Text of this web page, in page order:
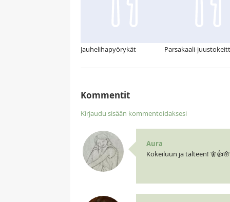
Jauhelihapyörykät Parsakaali-
Kommentit
Kirjaudu sisään kommentoidaksesi
Aura
Kokeiluun ja talteen! 🧚👍🌸